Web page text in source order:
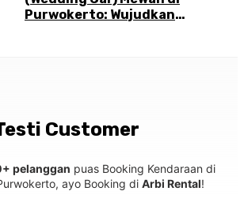
Purwokerto: Wujudkan
Customer
pelanggan puas Booking Kendaraan di
ayo Booking di Arbi Rental!